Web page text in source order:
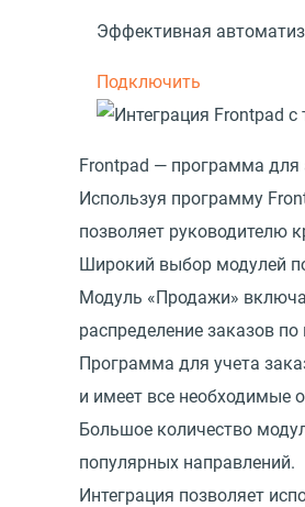
Эффективная
Подключить
Frontpad — программа для
Используя программу
позволяет руководителю
Широкий выбор модулей
Модуль «Продажи»
распределение заказов
Программа для учета
и имеет все необходимые
Большое количество
популярных направлений.
Интеграция позволяет